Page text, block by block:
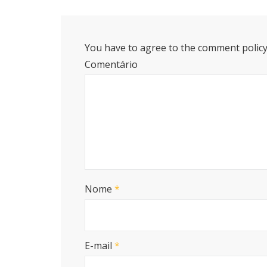
You have to agree to the comment
Comentário
Nome *
E-mail *